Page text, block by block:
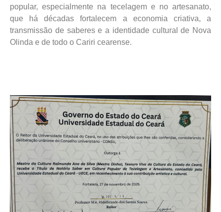
popular, especialmente na tecelagem e no artesanato,
que há décadas fortalecem a economia criativa, a
transmissão de saberes e a identidade cultural de Nova
Olinda e de todo o Cariri cearense.